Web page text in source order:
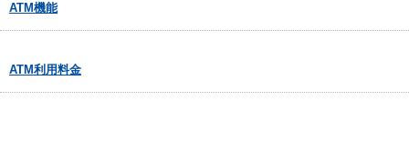
ATM機能
ATM利用料金